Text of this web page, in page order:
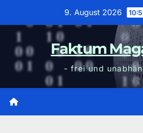
9. August 2026
Faktum
- frei und